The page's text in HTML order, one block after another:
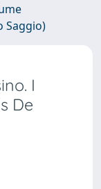
Saggio)
I
De